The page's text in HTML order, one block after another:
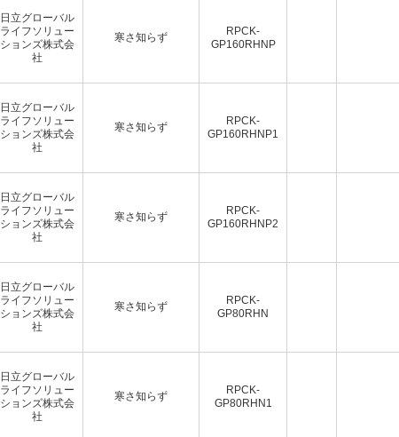
日立グローバル
ライフソリュー
ションズ株式会
社
寒さ知らず
RPCK-
GP160RHNP
日立グローバル
ライフソリュー
ションズ株式会
社
寒さ知らず
RPCK-
GP160RHNP1
日立グローバル
ライフソリュー
ションズ株式会
社
寒さ知らず
RPCK-
GP160RHNP2
日立グローバル
ライフソリュー
ションズ株式会
社
寒さ知らず
RPCK-
GP80RHN
日立グローバル
ライフソリュー
ションズ株式会
社
寒さ知らず
RPCK-
GP80RHN1